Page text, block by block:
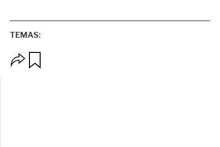
TEMAS: